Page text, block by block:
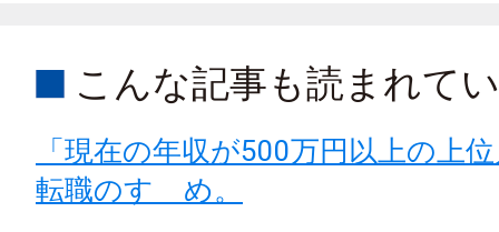
こんな記事も読まれて
「現在の年収が500万円以上の上
転職のすゝめ。